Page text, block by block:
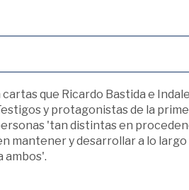
que Ricardo Bastida e
y protagonistas de la
'tan distintas en
mantener y desarrollar a lo largo
ambos'.